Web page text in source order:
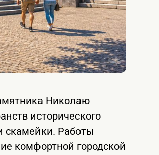
Николаю
исторического
скамейки. Работы
комфортной городской